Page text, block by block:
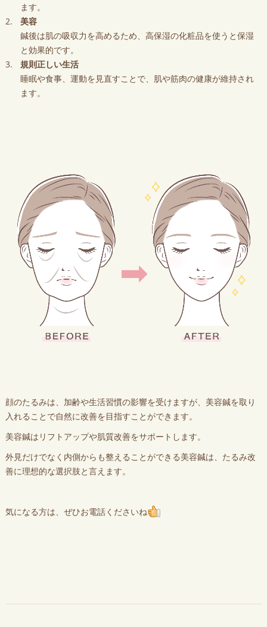
ます。
美容
鍼後は肌の吸収力を高めるため、高保湿の化粧品を使うと保湿
と効果的です。
規則正しい生活
睡眠や食事、運動を見直すことで、肌や筋肉の健康が維持され
ます。
顔のたるみは、加齢や生活習慣の影響を受けますが、美容鍼を取り
入れることで自然に改善を目指すことができます。
美容鍼はリフトアップや肌質改善をサポートします。
外見だけでなく内側からも整えることができる美容鍼は、たるみ改
善に理想的な選択肢と言えます。
気になる方は、ぜひお電話くださいね